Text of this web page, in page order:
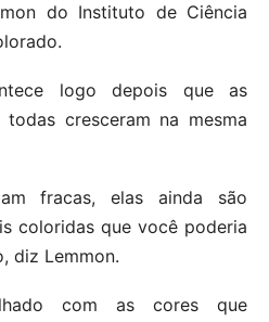
do Instituto de Ciência
logo depois que as
cresceram na mesma
fracas, elas ainda são
coloridas que você poderia
diz Lemmon.
com as cores que